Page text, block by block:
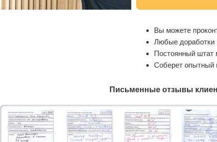
Вы можете
Любые доработки
Постоянный штат
Соберет опытный
Письменные отзывы